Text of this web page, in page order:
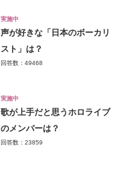
実施中
声が好きな「日本のボーカリ
スト」は？
回答数：49468
実施中
歌が上手だと思うホロライブ
のメンバーは？
回答数：23859